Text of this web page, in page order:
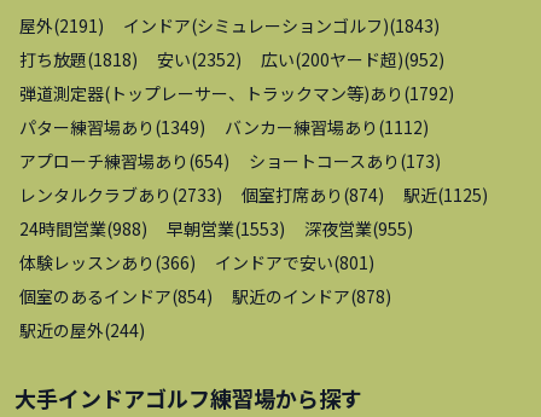
屋外(2191) インドア(シミュレーションゴルフ)(1843)
打ち放題(1818) 安い(2352) 広い(200ヤード超)(952)
弾道測定器(トップレーサー、トラックマン等)あり (1792)
パター練習場あり (1349) バンカー練習場あり (1112)
アプローチ練習場あり (654) ショートコースあり (173)
レンタルクラブあり (2733) 個室打席あり (874) 駅近(1125)
24時間営業(988) 早朝営業(1553) 深夜営業(955)
体験レッスンあり (366) インドアで安い(801)
個室のあるインドア(854) 駅近のインドア(878)
駅近の屋外(244)
大手インドアゴルフ練習場から探す